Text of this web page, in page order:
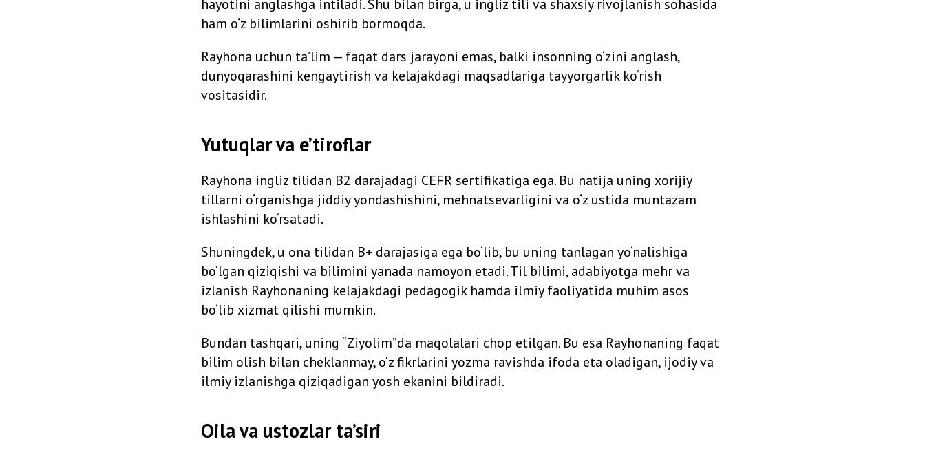
hayotini anglashga intiladi. Shu bilan birga, u ingliz tili va shaxsiy rivojlanish sohasida
ham o‘z bilimlarini oshirib bormoqda.
Rayhona uchun ta’lim — faqat dars jarayoni emas, balki insonning o‘zini anglash,
dunyoqarashini kengaytirish va kelajakdagi maqsadlariga tayyorgarlik ko‘rish
vositasidir.
Yutuqlar va e’tiroflar
Rayhona ingliz tilidan B2 darajadagi CEFR sertifikatiga ega. Bu natija uning xorijiy
tillarni o‘rganishga jiddiy yondashishini, mehnatsevarligini va o‘z ustida muntazam
ishlashini ko‘rsatadi.
Shuningdek, u ona tilidan B+ darajasiga ega bo‘lib, bu uning tanlagan yo‘nalishiga
bo‘lgan qiziqishi va bilimini yanada namoyon etadi. Til bilimi, adabiyotga mehr va
izlanish Rayhonaning kelajakdagi pedagogik hamda ilmiy faoliyatida muhim asos
bo‘lib xizmat qilishi mumkin.
Bundan tashqari, uning “Ziyolim”da maqolalari chop etilgan. Bu esa Rayhonaning faqat
bilim olish bilan cheklanmay, o‘z fikrlarini yozma ravishda ifoda eta oladigan, ijodiy va
ilmiy izlanishga qiziqadigan yosh ekanini bildiradi.
Oila va ustozlar ta’siri